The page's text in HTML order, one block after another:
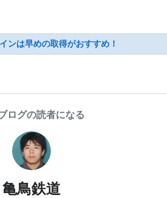
ンは早めの取得がおすすめ！
ログの読者になる
亀鳥鉄道